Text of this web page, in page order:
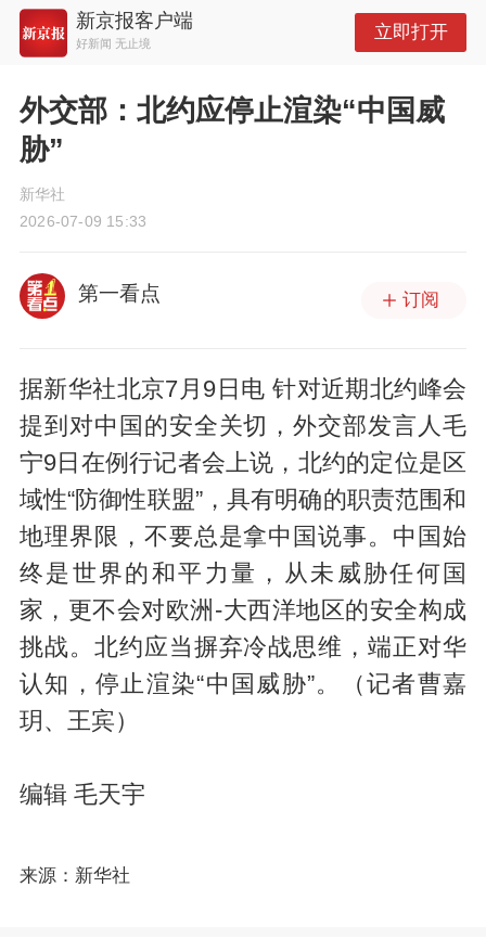
新京报客户端
好新闻 无止境
立即打开
外交部：北约应停止渲染“中国威
胁”
新华社
2026-07-09 15:33
第一看点 订阅
据新华社北京7月9日电 针对近期北约峰会
提到对中国的安全关切，外交部发言人毛
宁9日在例行记者会上说，北约的定位是区
域性“防御性联盟”，具有明确的职责范围和
地理界限，不要总是拿中国说事。中国始
终是世界的和平力量，从未威胁任何国
家，更不会对欧洲-大西洋地区的安全构成
挑战。北约应当摒弃冷战思维，端正对华
认知，停止渲染“中国威胁”。（记者曹嘉
玥、王宾）
编辑 毛天宇
来源：新华社